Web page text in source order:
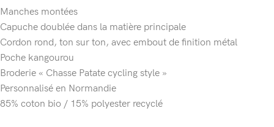
Manches montées
Capuche doublée dans la matière principale
Cordon rond, ton sur ton, avec embout de finition métal
Poche kangourou
Broderie « Chasse Patate cycling style »
Personnalisé en Normandie
85% coton bio / 15% polyester recyclé